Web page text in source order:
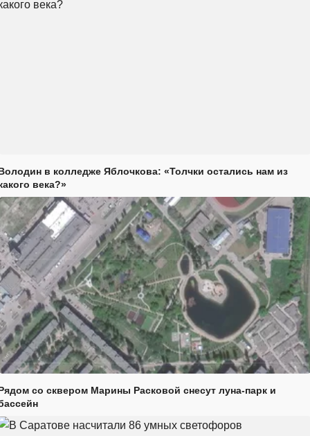
в колледже Яблочкова: «Толчки остались нам из
века?»
со сквером Марины Расковой снесут луна-парк и